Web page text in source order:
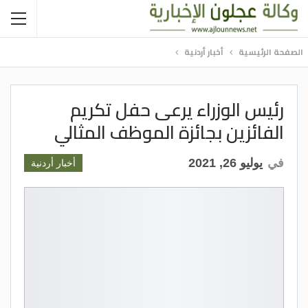
الصفحة الرئيسية أخبار أردنية
رئيس الوزراء يرعى حفل تكريم
الفائزين بجائزة الموظف المثالي
أخبار أردنية في يوليو 26, 2021